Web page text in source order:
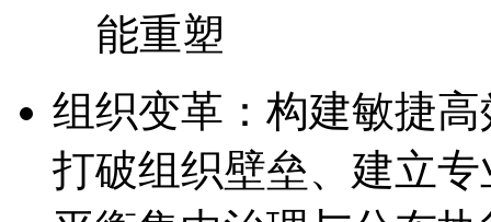
能重塑
组织变革：构建敏
打破组织壁垒、建立